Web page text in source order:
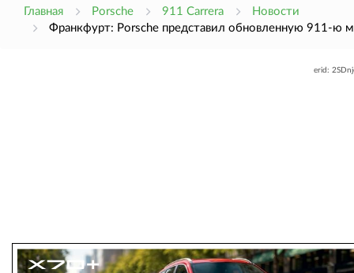
Главная Porsche 911 Carrera
Новости
Франкфурт: Porsche представил обновленную 911-ю
erid: